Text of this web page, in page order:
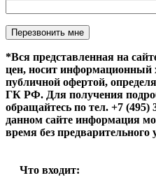
Оставьте это поле пустым.
*Вся представленная на
цен, носит информационный
публичной офертой,
ГК РФ. Для получения
обращайтесь по тел. +7
данном сайте информация
время без предварительного
Что входит: